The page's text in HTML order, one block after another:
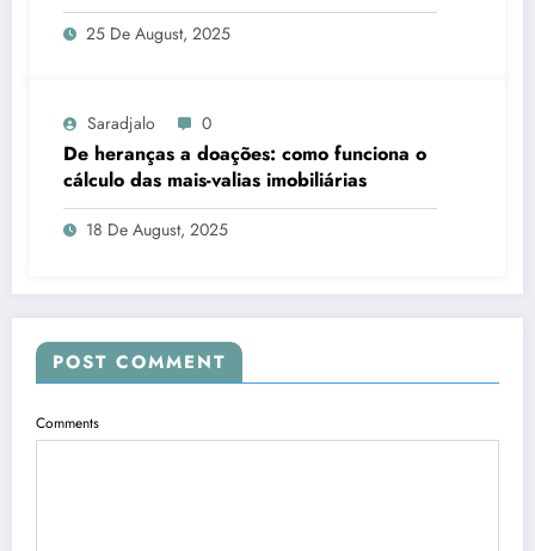
25 De August, 2025
Saradjalo 0
De heranças a doações: como funciona o
cálculo das mais-valias imobiliárias
18 De August, 2025
POST COMMENT
Comments